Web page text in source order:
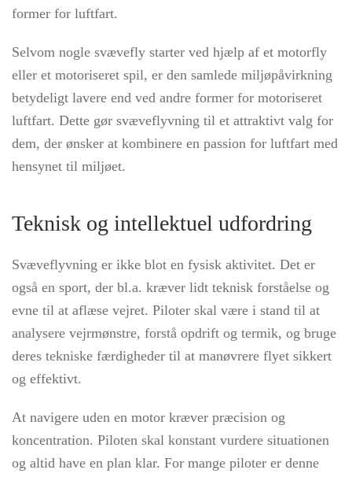
former for luftfart.
Selvom nogle svævefly starter ved hjælp af et motorfly
eller et motoriseret spil, er den samlede miljøpåvirkning
betydeligt lavere end ved andre former for motoriseret
luftfart. Dette gør svæveflyvning til et attraktivt valg for
dem, der ønsker at kombinere en passion for luftfart med
hensynet til miljøet.
Teknisk og intellektuel udfordring
Svæveflyvning er ikke blot en fysisk aktivitet. Det er
også en sport, der bl.a. kræver lidt teknisk forståelse og
evne til at aflæse vejret. Piloter skal være i stand til at
analysere vejrmønstre, forstå opdrift og termik, og bruge
deres tekniske færdigheder til at manøvrere flyet sikkert
og effektivt.
At navigere uden en motor kræver præcision og
koncentration. Piloten skal konstant vurdere situationen
og altid have en plan klar. For mange piloter er denne